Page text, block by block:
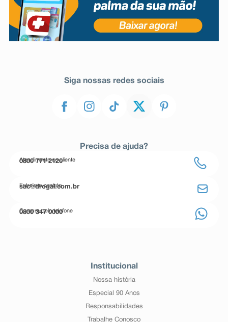
Siga nossas redes sociais
Precisa de ajuda?
Atendimento ao cliente
0800 771 2120
Entre em contato
sac@drogal.com.br
Compre pelo telefone
0800 347 0000
Institucional
Nossa história
Especial 90 Anos
Responsabilidades
Trabalhe Conosco